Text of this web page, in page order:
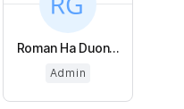
Roman Ha Duon...
Admin